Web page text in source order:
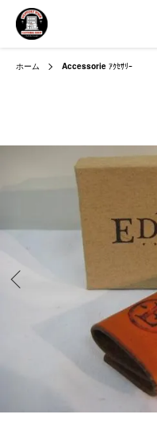
ホーム Accessorie ｱｸｾｻﾘｰ